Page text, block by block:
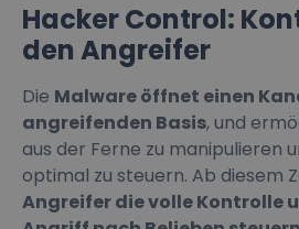
Hacker Control:
den Angreifer
Die Malware öffnet einen
angreifenden Basis, und
aus der Ferne zu manipulieren
optimal zu steuern. Ab diesem
Angreifer die volle Kontrolle